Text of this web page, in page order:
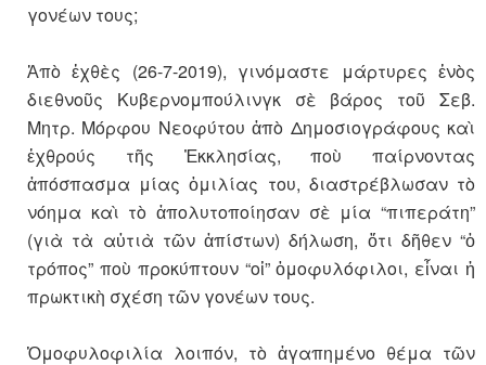
γονέων τους;
Ἀπὸ ἐχθὲς (26-7-2019), γινόμαστε μάρτυρες ἑνὸς
διεθνοῦς Κυβερνομπούλινγκ σὲ βάρος τοῦ Σεβ.
Μητρ. Μόρφου Νεοφύτου ἀπὸ Δημοσιογράφους καὶ
ἐχθρούς τῆς Ἐκκλησίας, ποὺ παίρνοντας
ἀπόσπασμα μίας ὁμιλίας του, διαστρέβλωσαν τὸ
νόημα καὶ τὸ ἀπολυτοποίησαν σὲ μία “πιπεράτη”
(γιὰ τὰ αὐτιὰ τῶν ἀπίστων) δήλωση, ὅτι δῆθεν “ὁ
τρόπος” ποὺ προκύπτουν “οἱ” ὁμοφυλόφιλοι, εἶναι ἡ
πρωκτικὴ σχέση τῶν γονέων τους.
Ὁμοφυλοφιλία λοιπόν, τὸ ἀγαπημένο θέμα τῶν